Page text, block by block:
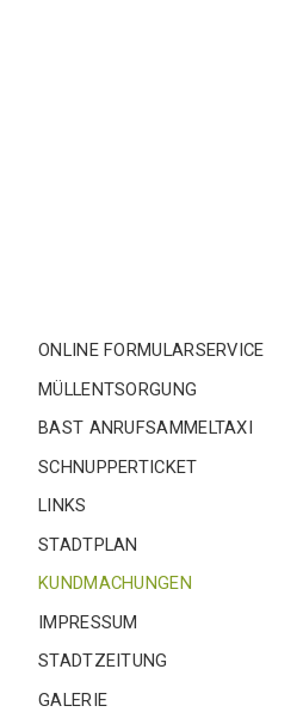
ONLINE FORMULARSERVICE
MÜLLENTSORGUNG
BAST ANRUFSAMMELTAXI
SCHNUPPERTICKET
LINKS
STADTPLAN
KUNDMACHUNGEN
IMPRESSUM
STADTZEITUNG
GALERIE